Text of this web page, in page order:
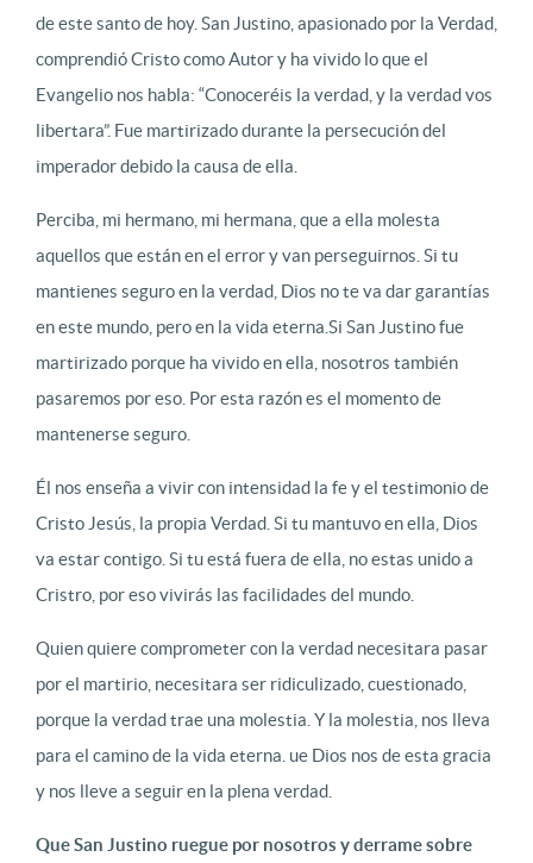
de este santo de hoy. San Justino, apasionado por la Verdad,
comprendió Cristo como Autor y ha vivido lo que el
Evangelio nos habla: “Conoceréis la verdad, y la verdad vos
libertara”. Fue martirizado durante la persecución del
imperador debido la causa de ella.
Perciba, mi hermano, mi hermana, que a ella molesta
aquellos que están en el error y van perseguirnos. Si tu
mantienes seguro en la verdad, Dios no te va dar garantías
en este mundo, pero en la vida eterna.Si San Justino fue
martirizado porque ha vivido en ella, nosotros también
pasaremos por eso. Por esta razón es el momento de
mantenerse seguro.
Él nos enseña a vivir con intensidad la fe y el testimonio de
Cristo Jesús, la propia Verdad. Si tu mantuvo en ella, Dios
va estar contigo. Si tu está fuera de ella, no estas unido a
Cristro, por eso vivirás las facilidades del mundo.
Quien quiere comprometer con la verdad necesitara pasar
por el martirio, necesitara ser ridiculizado, cuestionado,
porque la verdad trae una molestia. Y la molestia, nos lleva
para el camino de la vida eterna. ue Dios nos de esta gracia
y nos lleve a seguir en la plena verdad.
Que San Justino ruegue por nosotros y derrame sobre